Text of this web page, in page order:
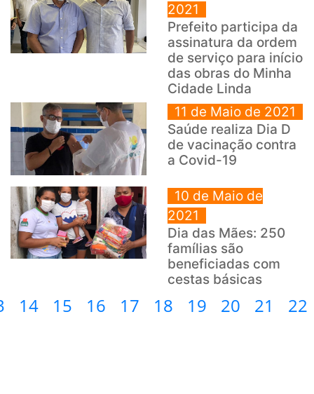
2021
Prefeito participa da
assinatura da ordem
de serviço para início
das obras do Minha
Cidade Linda
11 de Maio de 2021
Saúde realiza Dia D
de vacinação contra
a Covid-19
10 de Maio de
2021
Dia das Mães: 250
famílias são
beneficiadas com
cestas básicas
14 15 16 17 18 19 20 21 22